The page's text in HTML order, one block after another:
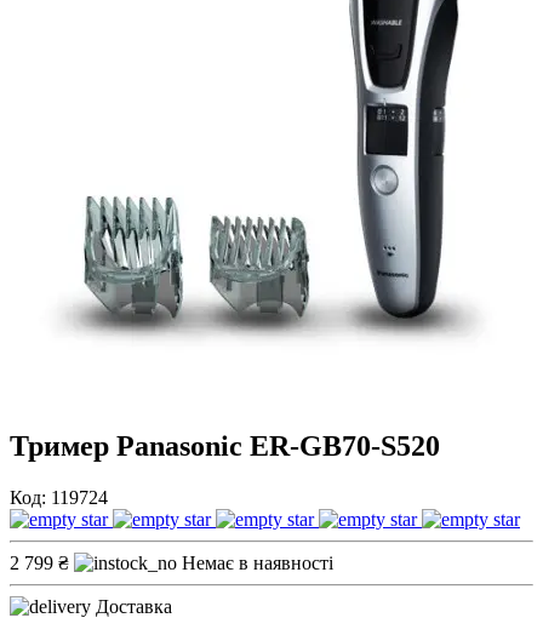
Тример Panasonic ER-GB70-S520
Код: 119724
2 799 ₴ Немає в наявності
Доставка